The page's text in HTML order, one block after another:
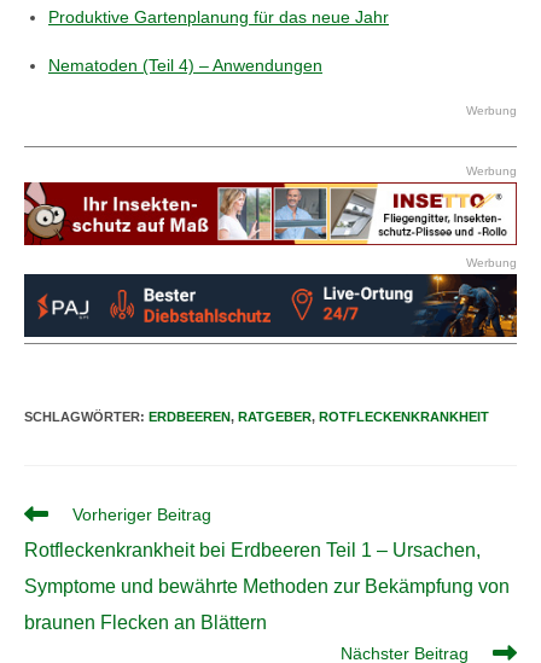
Produktive Gartenplanung für das neue Jahr
Nematoden (Teil 4) – Anwendungen
Werbung
Werbung
Werbung
SCHLAGWÖRTER: ERDBEEREN, RATGEBER, ROTFLECKENKRANKHEIT
Weitere
ansehen
Vorheriger Beitrag
Rotfleckenkrankheit bei Erdbeeren Teil 1 – Ursachen,
Symptome und bewährte Methoden zur Bekämpfung von
braunen Flecken an Blättern
Nächster Beitrag